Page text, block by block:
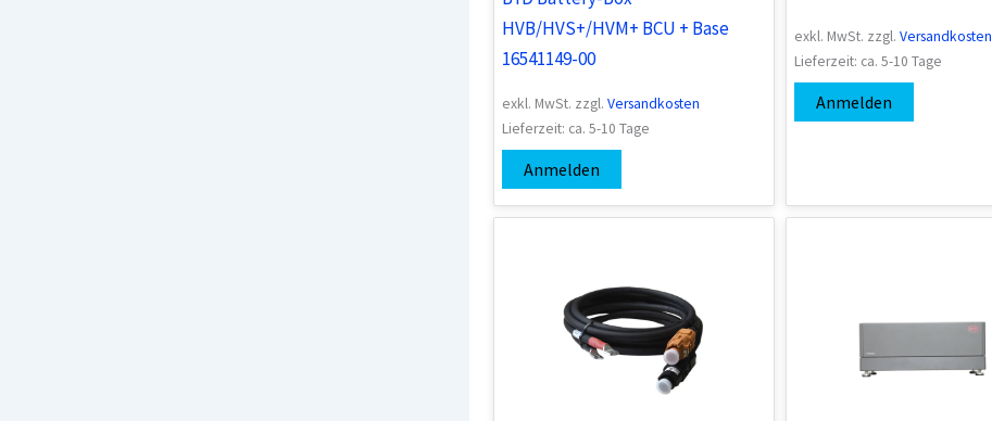
HVB/HVS+/HVM+ BCU + Base
16541149-00
exkl. MwSt. zzgl.Versandkosten
Lieferzeit: ca. 5-10 Tage
Anmelden
exkl. MwSt. zzgl. Versandkosten
Lieferzeit: ca. 5-10 Tage
Anmelden